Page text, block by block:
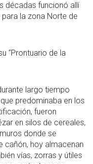
décadas funcionó allí
la zona Norte de
“Prontuario de la
largo tiempo
predominaba en los
fueron
en silos de cereales,
donde se
cañón, hoy almacenan
vías, zorras y útiles